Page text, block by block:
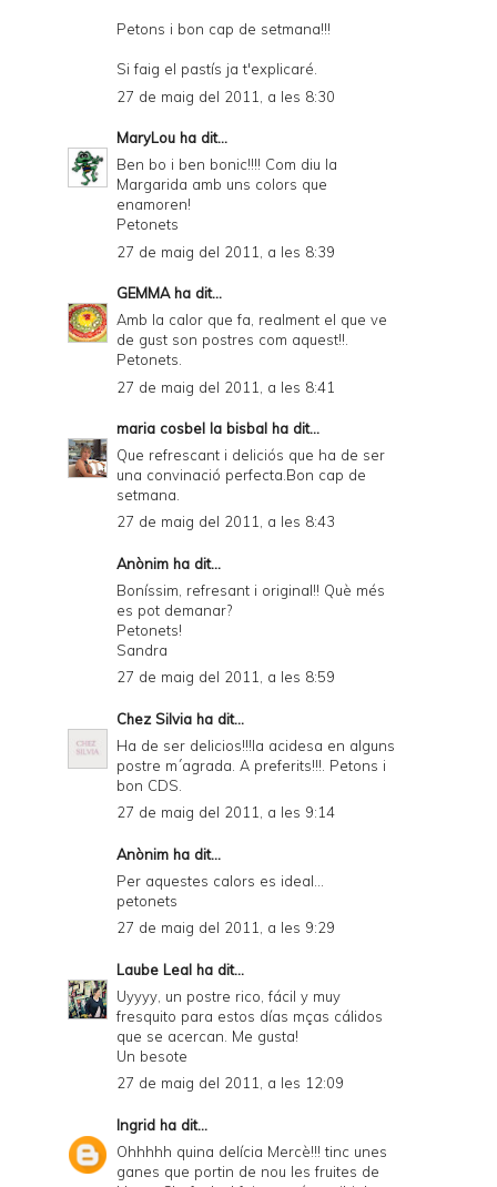
Petons i bon cap de setmana!!!
Si faig el pastís ja t'explicaré.
27 de maig del 2011, a les 8:30
MaryLou ha dit...
Ben bo i ben bonic!!!! Com diu la
Margarida amb uns colors que
enamoren!
Petonets
27 de maig del 2011, a les 8:39
GEMMAha dit...
Amb la calor que fa, realment el que ve
de gust son postres com aquest!!.
Petonets.
27 de maig del 2011, a les 8:41
maria cosbel la bisbal ha dit...
Que refrescant i deliciós que ha de ser
una convinació perfecta.Bon cap de
setmana.
27 de maig del 2011, a les 8:43
Anònim ha dit...
Boníssim, refresant i original!! Què més
es pot demanar?
Petonets!
Sandra
27 de maig del 2011, a les 8:59
Chez Silvia ha dit...
Ha de ser delicios!!!la acidesa en alguns
postre m´agrada. A preferits!!!. Petons i
bon CDS.
27 de maig del 2011, a les 9:14
Anònim ha dit...
Per aquestes calors es ideal...
petonets
27 de maig del 2011, a les 9:29
Laube Leal ha dit...
Uyyyy, un postre rico, fácil y muy
fresquito para estos días mças cálidos
que se acercan. Me gusta!
Un besote
27 de maig del 2011, a les 12:09
Ingrid ha dit...
Ohhhhh quina delícia Mercè!!! tinc unes
ganes que portin de nou les fruites de